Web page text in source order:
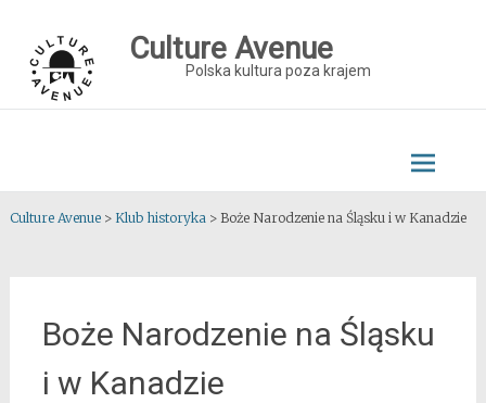
content
Culture Avenue
Polska kultura poza krajem
Culture Avenue> Klub historyka> Boże Narodzenie na Śląsku i w Kanadzie
Boże Narodzenie na Śląsku
i w Kanadzie